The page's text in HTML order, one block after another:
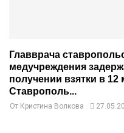
Главврача
медучреждения
получении взятки в 12
Ставрополь...
От Кристина Волкова